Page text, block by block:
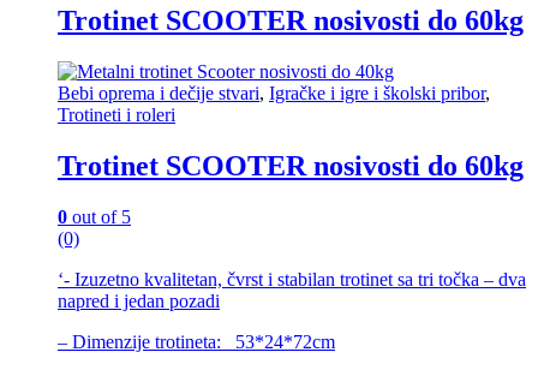
Trotinet SCOOTER nosivosti do 60kg
Bebi oprema i dečije stvari, Igračke i igre i školski pribor,
Trotineti i roleri
Trotinet SCOOTER nosivosti do 60kg
0 out of 5
(0)
‘- Izuzetno kvalitetan, čvrst i stabilan trotinet sa tri točka – dva
napred i jedan pozadi
– Dimenzije trotineta: 53*24*72cm